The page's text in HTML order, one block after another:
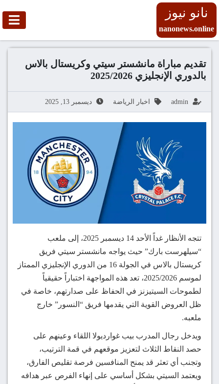
نانو نيوز
nanonews.online
تقديم مباراة مانشستر سيتي وكريستال بالاس
بالدوري الإنجليزي 2025/2026
admin اخبار الرياضة ديسمبر 13, 2025
تتجه الأنظار غداً الأحد 14 ديسمبر 2025، إلى ملعب
“سيلهرست بارك” حيث يواجه مانشستر سيتي فريق
كريستال بالاس في الجولة 16 من الدوري الإنجليزي الممتاز
لموسم 2025/2026، تعد هذه المواجهة اختباراً حقيقياً
لطموحات السيتيزنز في الحفاظ على صدارتهم، خاصة في
ظل العروض القوية التي يقدمها فريق “النسور” خارج
ملعبه.
ويدخل رجال المدرب بيب غوارديولا اللقاء وعينهم على
حصد النقاط الثلاث لتعزيز موقعهم في قمة الترتيب،
وتجنب أي تعثر قد يمنح المنافسين فرصة تقليص الفارق،
ويعتمد السيتي بشكل أساسي على إنهاء الفرص عبر هدافه